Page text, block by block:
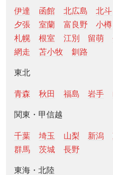
伊達 函館 北広島 北斗
夕張
室蘭 富良野 小樽
札幌
根室 江別 留萌
網走
苫小牧 釧路
東北
青森 秋田 福島 岩手
関東・甲信越
千葉 埼玉 山梨 新潟
群馬
茨城 長野
東海・北陸